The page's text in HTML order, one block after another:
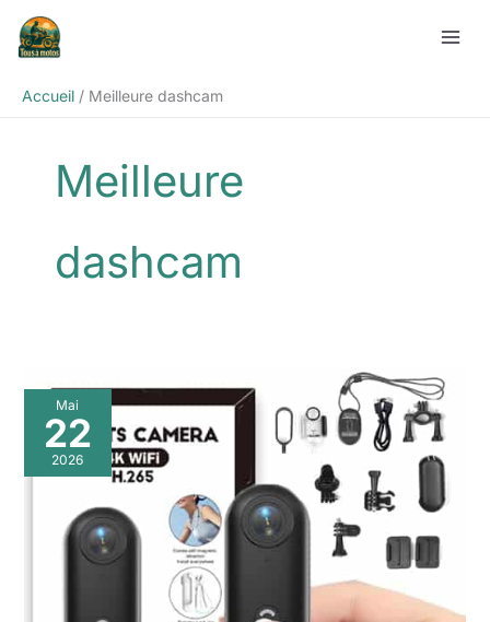
Accueil
Meilleure dashcam
Meilleure
dashcam
Mai
22
2026
Rechercher